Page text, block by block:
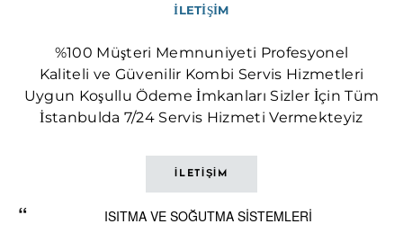
İLETİŞİM
%100 Müşteri Memnuniyeti Profesyonel
Kaliteli ve Güvenilir Kombi Servis Hizmetleri
Uygun Koşullu Ödeme İmkanları Sizler İçin Tüm
İstanbulda 7/24 Servis Hizmeti Vermekteyiz
İLETİŞİM
ISITMA VE SOĞUTMA SİSTEMLERİ